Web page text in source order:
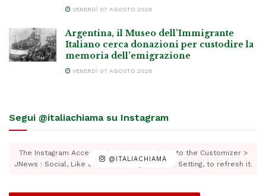
VENERDÌ 07 AGOSTO 2026
Argentina, il Museo dell’Immigrante
Italiano cerca donazioni per custodire la
memoria dell’emigrazione
VENERDÌ 07 AGOSTO 2026
Segui @italiachiama su Instagram
@ITALIACHIAMA
The Instagram Access Token is expired, Go to the Customizer >
JNews : Social, Like & View > Instagram Feed Setting, to refresh it.